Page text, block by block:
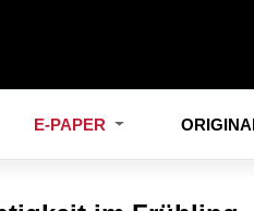
E-PAPER